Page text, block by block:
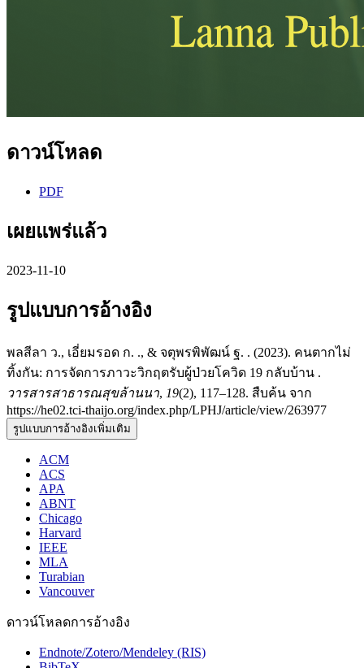
ดาวน์โหลด
PDF
เผยแพร่แล้ว
2023-11-10
รูปแบบการอ้างอิง
พลสีลา ว., เอี่ยมรอด ก. ., & จตุพรพิพัฒน์ ฐ. . (2023). คนตากไม่
ทิ้งกัน: การจัดการภาวะวิกฤตรับผู้ป่วยโควิด 19 กลับบ้าน .
วารสารสาธารณสุขล้านนา, 19(2), 117–128. สืบค้น จาก
https://he02.tci-thaijo.org/index.php/LPHJ/article/view/263977
รูปแบบการอ้างอิงเพิ่มเติม
ACM
ACS
APA
ABNT
Chicago
Harvard
IEEE
MLA
Turabian
Vancouver
ดาวน์โหลดการอ้างอิง
Endnote/Zotero/Mendeley (RIS)